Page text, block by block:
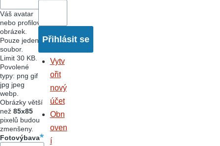
Váš avatar
nebo profilový
obrázek.
Pouze jeden
soubor.
Limit 30 KB.
Povolené
typy: png gif
jpg jpeg
webp.
Obrázky větší
než 85x85
pixelů budou
zmenšeny.
Fotovýbava
Vytv
ořit
nový
účet
Obn
oven
í